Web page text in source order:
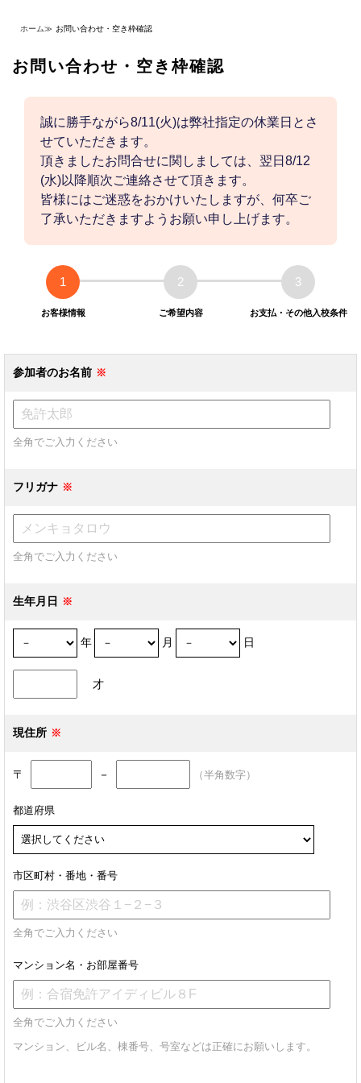
ホーム≫ お問い合わせ・空き枠確認
お問い合わせ・空き枠確認
誠に勝手ながら8/11(火)は弊社指定の休業日とさ
せていただきます。
頂きましたお問合せに関しましては、翌日8/12
(水)以降順次ご連絡させて頂きます。
皆様にはご迷惑をおかけいたしますが、何卒ご
了承いただきますようお願い申し上げます。
1
お客様情報
2
ご希望内容
3
お支払・その他入校条件
参加者のお名前
全角でご入力ください
フリガナ
全角でご入力ください
生年月日
年 月 日
才
現住所
〒 － （半角数字）
都道府県
市区町村・番地・番号
全角でご入力ください
マンション名・お部屋番号
全角でご入力ください
マンション、ビル名、棟番号、号室などは正確にお願いします。